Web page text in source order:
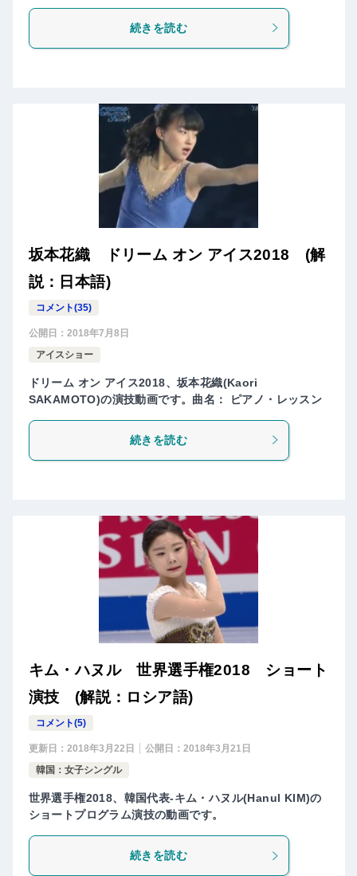
続きを読む
坂本花織 ドリーム オン アイス2018 (解
説：日本語)
コメント(35)
公開日： 2018年7月8日
アイスショー
ドリーム オン アイス2018、坂本花織(Kaori
SAKAMOTO)の演技動画です。曲名： ピアノ・レッスン
続きを読む
キム・ハヌル 世界選手権2018 ショート
演技 (解説：ロシア語)
コメント(5)
更新日： 2018年3月22日 公開日： 2018年3月21日
韓国：女子シングル
世界選手権2018、韓国代表-キム・ハヌル(Hanul KIM)の
ショートプログラム演技の動画です。
続きを読む